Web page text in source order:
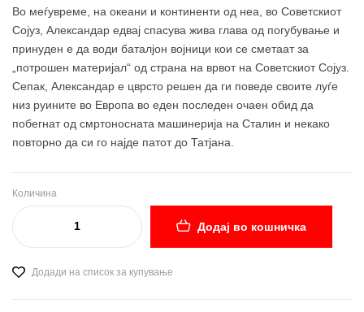
Во меѓувреме, на океани и континенти од неа, во Советскиот
Сојуз, Александар едвај спасува жива глава од погубување и
принуден е да води баталјон војници кои се сметаат за
„потрошен материјал“ од страна на врвот на Советскиот Сојуз.
Сепак, Александар е цврсто решен да ги поведе своите луѓе
низ руините во Европа во еден последен очаен обид да
побегнат од смртоносната машинерија на Сталин и некако
повторно да си го најде патот до Татјана.
Количина
Додај во кошничка
Додади на список за купување